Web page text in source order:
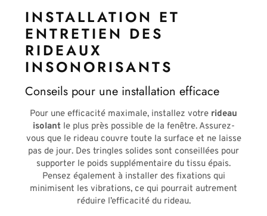
INSTALLATION ET
ENTRETIEN DES
RIDEAUX
INSONORISANTS
Conseils pour une installation efficace
Pour une efficacité maximale, installez votre rideau
isolantle plus près possible de la fenêtre. Assurez-
vous que le rideau couvre toute la surface et ne laisse
pas de jour. Des tringles solides sont conseillées pour
supporter le poids supplémentaire du tissu épais.
Pensez également à installer des fixations qui
minimisent les vibrations, ce qui pourrait autrement
réduire l’efficacité du rideau.